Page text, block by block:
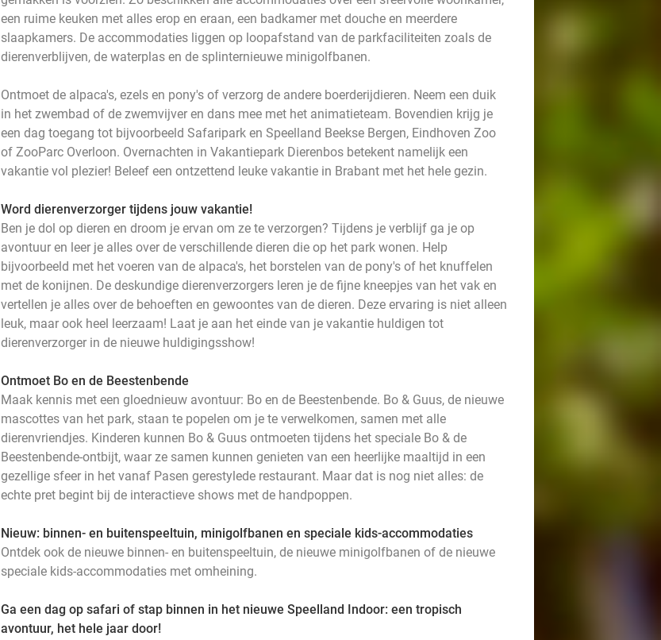
een ruime keuken met alles erop en eraan, een badkamer met douche en meerdere
slaapkamers. De accommodaties liggen op loopafstand van de parkfaciliteiten zoals de
dierenverblijven, de waterplas en de splinternieuwe minigolfbanen.
Ontmoet de alpaca's, ezels en pony's of verzorg de andere boerderijdieren. Neem een duik
in het zwembad of de zwemvijver en dans mee met het animatieteam. Bovendien krijg je
een dag toegang tot bijvoorbeeld Safaripark en Speelland Beekse Bergen, Eindhoven Zoo
of ZooParc Overloon. Overnachten in Vakantiepark Dierenbos betekent namelijk een
vakantie vol plezier! Beleef een ontzettend leuke vakantie in Brabant met het hele gezin.
Word dierenverzorger tijdens jouw vakantie!
Ben je dol op dieren en droom je ervan om ze te verzorgen? Tijdens je verblijf ga je op
avontuur en leer je alles over de verschillende dieren die op het park wonen. Help
bijvoorbeeld met het voeren van de alpaca's, het borstelen van de pony's of het knuffelen
met de konijnen. De deskundige dierenverzorgers leren je de fijne kneepjes van het vak en
vertellen je alles over de behoeften en gewoontes van de dieren. Deze ervaring is niet alleen
leuk, maar ook heel leerzaam! Laat je aan het einde van je vakantie huldigen tot
dierenverzorger in de nieuwe huldigingsshow!
Ontmoet Bo en de Beestenbende
Maak kennis met een gloednieuw avontuur: Bo en de Beestenbende. Bo & Guus, de nieuwe
mascottes van het park, staan te popelen om je te verwelkomen, samen met alle
dierenvriendjes. Kinderen kunnen Bo & Guus ontmoeten tijdens het speciale Bo & de
Beestenbende-ontbijt, waar ze samen kunnen genieten van een heerlijke maaltijd in een
gezellige sfeer in het vanaf Pasen gerestylede restaurant. Maar dat is nog niet alles: de
echte pret begint bij de interactieve shows met de handpoppen.
Nieuw: binnen- en buitenspeeltuin, minigolfbanen en speciale kids-accommodaties
Ontdek ook de nieuwe binnen- en buitenspeeltuin, de nieuwe minigolfbanen of de nieuwe
speciale kids-accommodaties met omheining.
Ga een dag op safari of stap binnen in het nieuwe Speelland Indoor: een tropisch
avontuur, het hele jaar door!